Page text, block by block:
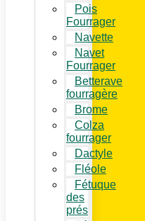
Pois
Fourrager
Navette
Navet
Fourrager
Betterave
fourragère
Brome
Colza
fourrager
Dactyle
Fléole
Fétuque
des
prés